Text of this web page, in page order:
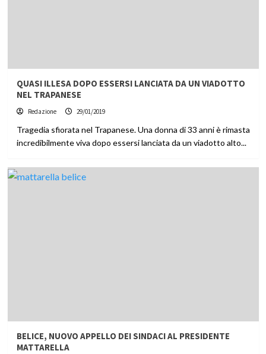
QUASI ILLESA DOPO ESSERSI LANCIATA DA UN VIADOTTO
NEL TRAPANESE
Redazione 29/01/2019
Tragedia sfiorata nel Trapanese. Una donna di 33 anni è rimasta
incredibilmente viva dopo essersi lanciata da un viadotto alto...
BELICE, NUOVO APPELLO DEI SINDACI AL PRESIDENTE
MATTARELLA